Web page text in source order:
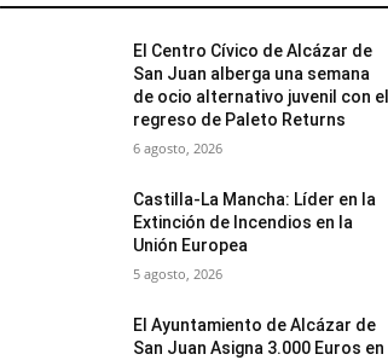
El Centro Cívico de Alcázar de
San Juan alberga una semana
de ocio alternativo juvenil con el
regreso de Paleto Returns
6 agosto, 2026
Castilla-La Mancha: Líder en la
Extinción de Incendios en la
Unión Europea
5 agosto, 2026
El Ayuntamiento de Alcázar de
San Juan Asigna 3.000 Euros en